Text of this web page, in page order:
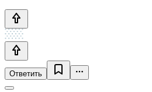
Ответить